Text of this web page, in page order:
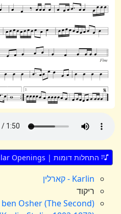
התחלות דומות | Similar Openings | ענלעכע אָנהייבן
Karlin - קארלין
ריקוד
ben Osher (The Second)